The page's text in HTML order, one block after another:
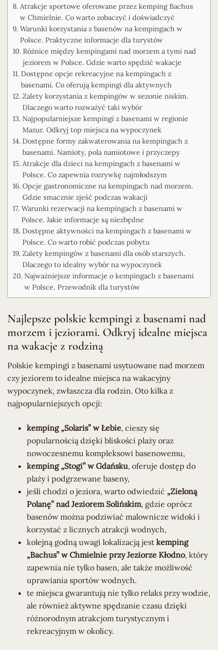
Atrakcje sportowe oferowane przez kemping Bachus
w Chmielnie. Co warto zobaczyć i doświadczyć
Warunki korzystania z basenów na kempingach w
Polsce. Praktyczne informacje dla turystów
Różnice między kempingami nad morzem a tymi nad
jeziorem w Polsce. Gdzie warto spędzić wakacje
Dostępne opcje rekreacyjne na kempingach z
basenami. Co oferują kempingi dla aktywnych
Zalety korzystania z kempingów w sezonie niskim.
Dlaczego warto rozważyć taki wybór
Najpopularniejsze kempingi z basenami w regionie
Mazur. Odkryj top miejsca na wypoczynek
Dostępne formy zakwaterowania na kempingach z
basenami. Namioty, pola namiotowe i przyczepy
Atrakcje dla dzieci na kempingach z basenami w
Polsce. Co zapewnia rozrywkę najmłodszym
Opcje gastronomiczne na kempingach nad morzem.
Gdzie smacznie zjeść podczas wakacji
Warunki rezerwacji na kempingach z basenami w
Polsce. Jakie informacje są niezbędne
Dostępne aktywności na kempingach z basenami w
Polsce. Co warto robić podczas pobytu
Zalety kempingów z basenami dla osób starszych.
Dlaczego to idealny wybór na wypoczynek
Najważniejsze informacje o kempingach z basenami
w Polsce. Przewodnik dla turystów
Najlepsze polskie kempingi z basenami nad
morzem i jeziorami. Odkryj idealne miejsca
na wakacje z rodziną
Polskie kempingi z basenami usytuowane nad morzem
czy jeziorem to idealne miejsca na wakacyjny
wypoczynek, zwłaszcza dla rodzin. Oto kilka z
najpopularniejszych opcji:
kemping „Solaris” w Łebie, cieszy się
popularnością dzięki bliskości plaży oraz
nowoczesnemu kompleksowi basenowemu,
kemping „Stogi” w Gdańsku, oferuje dostęp do
plaży i podgrzewane baseny,
jeśli chodzi o jeziora, warto odwiedzić „Zieloną
Polanę” nad Jeziorem Solińskim, gdzie oprócz
basenów można podziwiać malownicze widoki i
korzystać z licznych atrakcji wodnych,
kolejną godną uwagi lokalizacją jest kemping
„Bachus” w Chmielnie przy Jeziorze Kłodno, który
zapewnia nie tylko basen, ale także możliwość
uprawiania sportów wodnych.
te miejsca gwarantują nie tylko relaks przy wodzie,
ale również aktywne spędzanie czasu dzięki
różnorodnym atrakcjom turystycznym i
rekreacyjnym w okolicy.